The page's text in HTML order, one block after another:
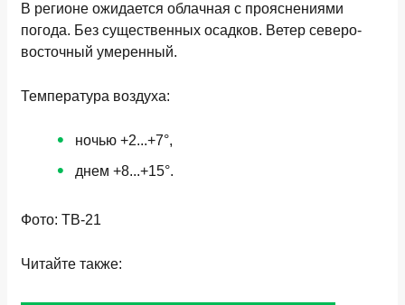
В регионе ожидается облачная с прояснениями
погода. Без существенных осадков. Ветер северо-
восточный умеренный.
Температура воздуха:
ночью +2...+7°,
днем +8...+15°.
Фото: ТВ-21
Читайте также: